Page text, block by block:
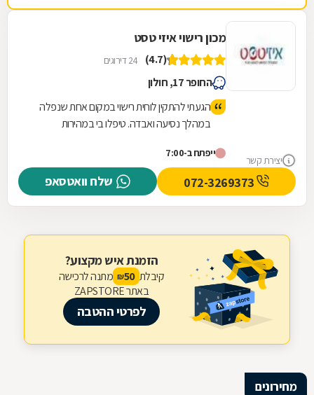
יצירת קשר
מכון רישוי איזי טסט
(4.7) 24 דירוגים
החופר 17, חולון
הגעתי להתקין לוחית רישוי במקום אחת שנפלה
במהלך נסיעה ואבדה. טיפלו בי במהירות
המקום מטופח ונקי.
ייפתח ב-7:00
שלח וואטסאפ
הזמנת איש מקצוע?
קיבלת 50
₪ מתנה לרכישה
באתר ZAPSTORE
לפרטי ההטבה
מחירונים